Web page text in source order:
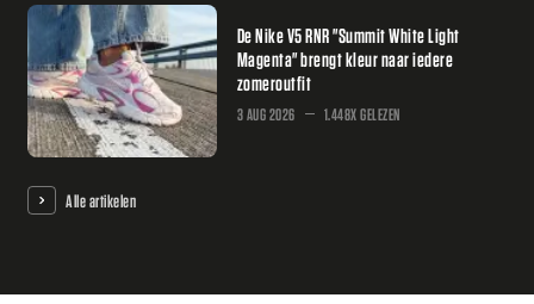
De Nike V5 RNR "Summit White Light
Magenta" brengt kleur naar iedere
zomeroutfit
3 AUG 2026 1.448X GELEZEN
Alle artikelen